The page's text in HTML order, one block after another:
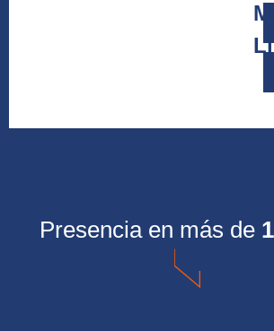
Presencia en más de